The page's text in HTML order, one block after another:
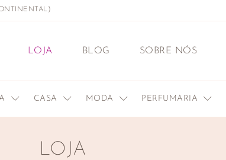
LOJA BLOG SOBRE NÓS
CASA MODA PERFUMARIA
LOJA